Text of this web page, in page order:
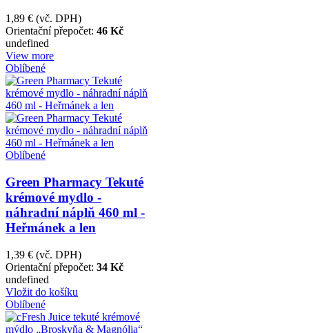
1,89 € (vč. DPH)
Orientační přepočet: 46 Kč
undefined
View more
Oblíbené
Oblíbené
Green Pharmacy Tekuté
krémové mydlo -
náhradní náplň 460 ml -
Heřmánek a len
1,39 € (vč. DPH)
Orientační přepočet: 34 Kč
undefined
Vložit do košíku
Oblíbené